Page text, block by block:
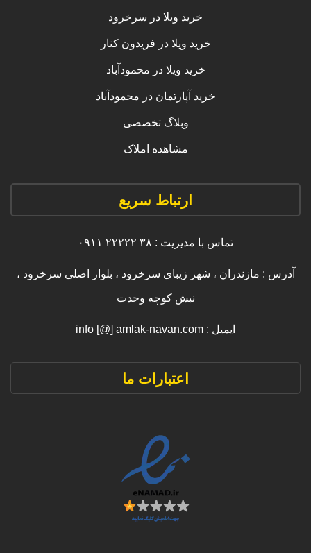
خرید ویلا در سرخرود
خرید ویلا در فریدون کنار
خرید ویلا در محمودآباد
خرید آپارتمان در محمودآباد
وبلاگ تخصصی
مشاهده املاک
ارتباط سریع
تماس با مدیریت : ۳۸ ۲۲۲۲۲ ۰۹۱۱
آدرس : مازندران ، شهر زیبای سرخرود ، بلوار اصلی سرخرود ،
نبش کوچه وحدت
ایمیل : info [@] amlak-navan.com
اعتبارات ما